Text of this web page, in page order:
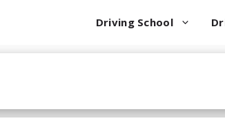
Driving School